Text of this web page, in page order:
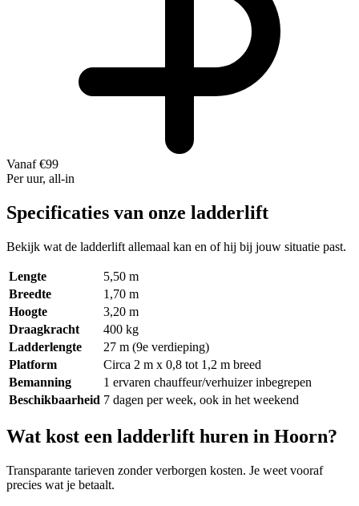
Vanaf €99
Per uur, all-in
Specificaties van onze ladderlift
Bekijk wat de ladderlift allemaal kan en of hij bij jouw situatie past.
Lengte
5,50 m
Breedte
1,70 m
Hoogte
3,20 m
Draagkracht
400 kg
Ladderlengte
27 m (9e verdieping)
Platform
Circa 2 m x 0,8 tot 1,2 m breed
Bemanning
1 ervaren chauffeur/verhuizer inbegrepen
Beschikbaarheid 7 dagen per week, ook in het weekend
Wat kost een ladderlift huren in Hoorn?
Transparante tarieven zonder verborgen kosten. Je weet vooraf
precies wat je betaalt.